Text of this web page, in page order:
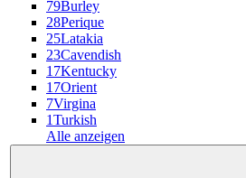
79Burley
28Perique
25Latakia
23Cavendish
17Kentucky
17Orient
7Virgina
1Turkish
Alle anzeigen